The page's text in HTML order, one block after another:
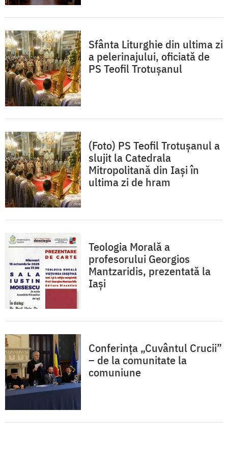
Sfânta Liturghie din ultima zi
a pelerinajului, oficiată de
PS Teofil Trotușanul
(Foto) PS Teofil Trotușanul a
slujit la Catedrala
Mitropolitană din Iași în
ultima zi de hram
Teologia Morală a
profesorului Georgios
Mantzaridis, prezentată la
Iași
Conferința „Cuvântul Crucii”
– de la comunitate la
comuniune